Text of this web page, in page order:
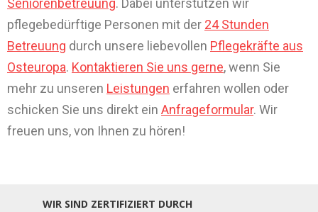
Seniorenbetreuung. Dabei unterstützen wir
pflegebedürftige Personen mit der 24 Stunden
Betreuung durch unsere liebevollen Pflegekräfte aus
Osteuropa. Kontaktieren Sie uns gerne, wenn Sie
mehr zu unseren Leistungen erfahren wollen oder
schicken Sie uns direkt ein Anfrageformular. Wir
freuen uns, von Ihnen zu hören!
WIR SIND ZERTIFIZIERT DURCH